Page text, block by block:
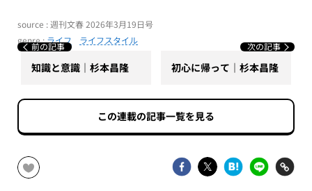
source : 週刊文春 2026年3月19日号
genre :ライフ ライフスタイル
前の記事
知識と意識｜杉本昌隆
次の記事
初心に帰って｜杉本昌隆
この連載の記事一覧を見る